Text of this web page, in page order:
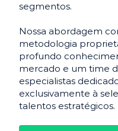
segmentos.
Nossa abordagem
metodologia
profundo
mercado e um time
especialistas
exclusivamente à
talentos estratégicos.